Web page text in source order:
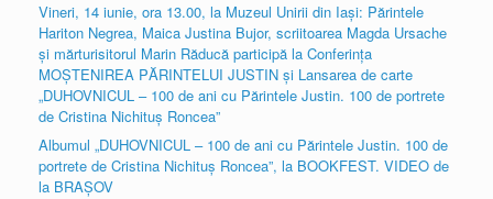
Vineri, 14 iunie, ora 13.00, la Muzeul Unirii din Iași: Părintele
Hariton Negrea, Maica Justina Bujor, scriitoarea Magda Ursache
și mărturisitorul Marin Răducă participă la Conferința
MOȘTENIREA PĂRINTELUI JUSTIN și Lansarea de carte
„DUHOVNICUL – 100 de ani cu Părintele Justin. 100 de portrete
de Cristina Nichituș Roncea”
Albumul „DUHOVNICUL – 100 de ani cu Părintele Justin. 100 de
portrete de Cristina Nichituș Roncea”, la BOOKFEST. VIDEO de
la BRAȘOV